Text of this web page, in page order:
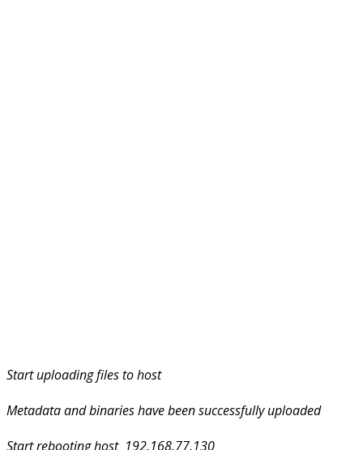
Start uploading files to host
Metadata and binaries have been successfully uploaded
Start rebooting host 192.168.77.130